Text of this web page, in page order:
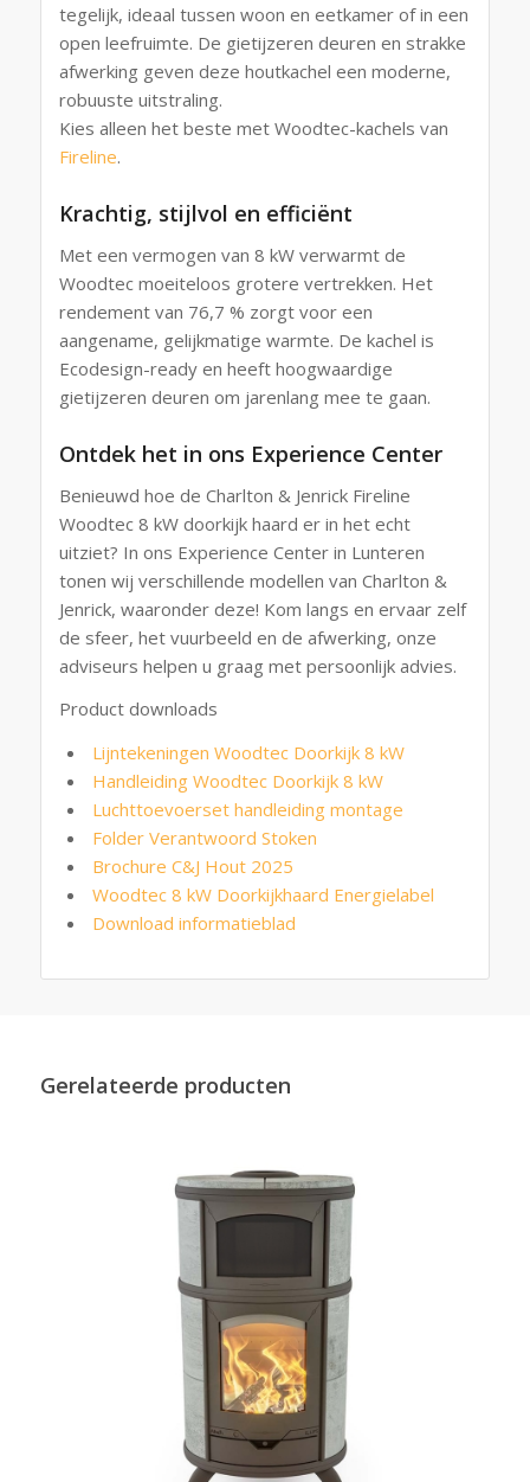
tegelijk, ideaal tussen woon en eetkamer of in een
open leefruimte. De gietijzeren deuren en strakke
afwerking geven deze houtkachel een moderne,
robuuste uitstraling.
Kies alleen het beste met Woodtec-kachels van
Fireline.
Krachtig, stijlvol en efficiënt
Met een vermogen van 8 kW verwarmt de
Woodtec moeiteloos grotere vertrekken. Het
rendement van 76,7 % zorgt voor een
aangename, gelijkmatige warmte. De kachel is
Ecodesign-ready en heeft hoogwaardige
gietijzeren deuren om jarenlang mee te gaan.
Ontdek het in ons Experience Center
Benieuwd hoe de Charlton & Jenrick Fireline
Woodtec 8 kW doorkijk haard er in het echt
uitziet? In ons Experience Center in Lunteren
tonen wij verschillende modellen van Charlton &
Jenrick, waaronder deze! Kom langs en ervaar zelf
de sfeer, het vuurbeeld en de afwerking, onze
adviseurs helpen u graag met persoonlijk advies.
Product downloads
Lijntekeningen Woodtec Doorkijk 8 kW
Handleiding Woodtec Doorkijk 8 kW
Luchttoevoerset handleiding montage
Folder Verantwoord Stoken
Brochure C&J Hout 2025
Woodtec 8 kW Doorkijkhaard Energielabel
Download informatieblad
Gerelateerde producten